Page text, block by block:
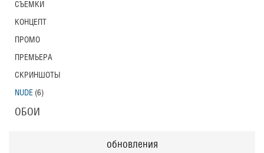
СЪЕМКИ
КОНЦЕПТ
ПРОМО
ПРЕМЬЕРА
СКРИНШОТЫ
NUDE (6)
ОБОИ
обновления